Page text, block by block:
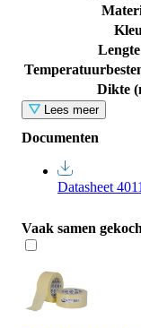
Dikte
Lees meer
Documenten
Datasheet
Vaak samen